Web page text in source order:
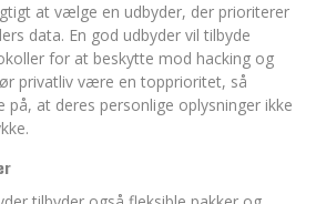
at vælge en udbyder, der prioriterer
data. En god udbyder vil tilbyde
for at beskytte mod hacking og
privatliv være en topprioritet, så
på, at deres personlige oplysninger ikke